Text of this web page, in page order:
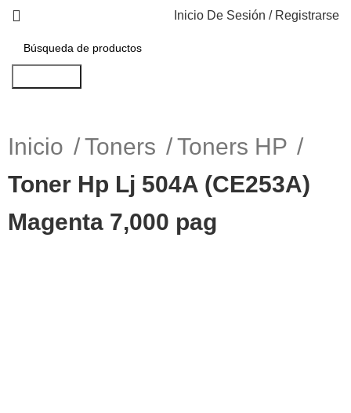
Inicio De Sesión / Registrarse
Inicio Toners
Toners HP
Toner Hp Lj 504A (CE253A)
Magenta 7,000 pag